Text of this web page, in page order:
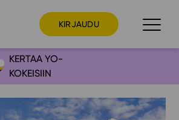
KIRJAUDU
KERTAA YO-
KOKEISIIN